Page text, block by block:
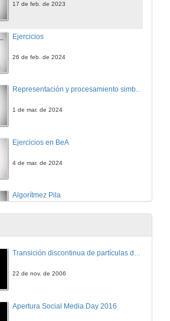
17 de feb. de 2023
Ejercicios
26 de feb. de 2024
Representación y procesamiento simbólico
1 de mar. de 2024
Ejercicios en BeA
4 de mar. de 2024
Algorítmez Pila
18 de mar. de 2024
Examen ET1 - Grupo A y B
Transición discontinua de partículas de microgel termosensible
22 de nov. de 2006
Apertura Social Media Day 2016